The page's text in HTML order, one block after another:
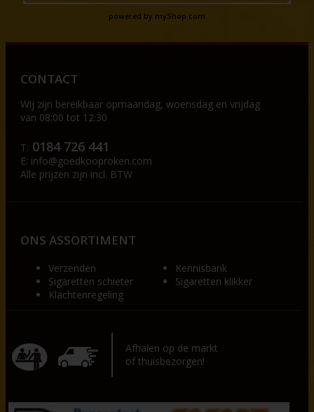
powered by myShop.com
CONTACT
Wij zijn bereikbaar opmaandag, woensdag en vrijdag
van 08:00 tot 12:30
T: 0184 726 441
E: info@goedkooproken.com
Alle prijzen zijn incl. BTW
ONS ASSORTIMENT
Verzenden
Kennisbank
Sigaretten schieter
Sigaretten klikker
Klachtenregeling
Afhalen op de markt
of thuisbezorgen!